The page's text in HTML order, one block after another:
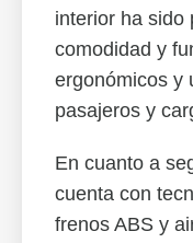
interior ha sido
comodidad y
ergonómicos y
pasajeros y
En cuanto a
cuenta con
frenos ABS y